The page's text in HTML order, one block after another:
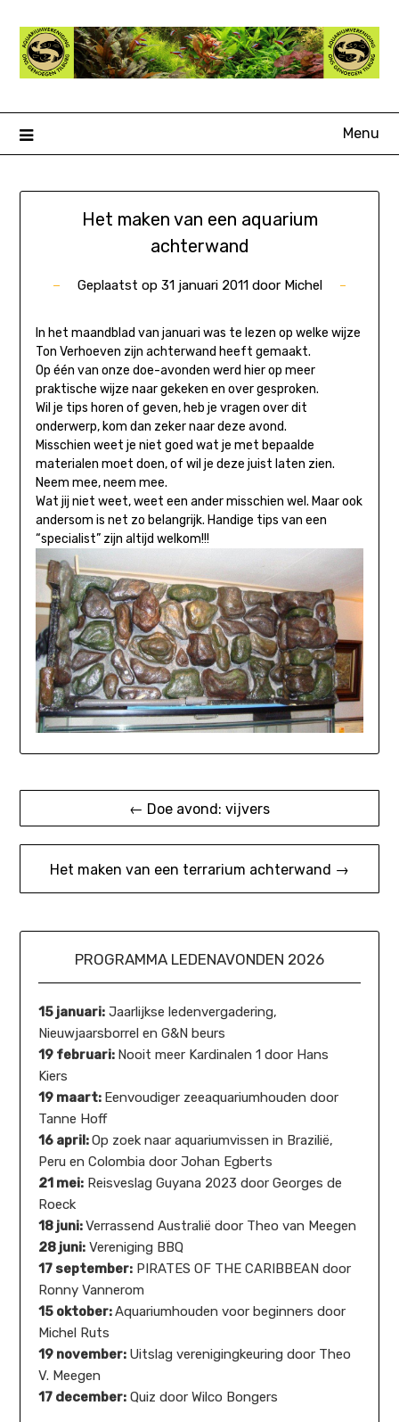
naar
inhoud
Menu
Het maken van een aquarium
achterwand
Geplaatst op 31 januari 2011 door Michel
In het maandblad van januari was te lezen op welke wijze
Ton Verhoeven zijn achterwand heeft gemaakt.
Op één van onze doe-avonden werd hier op meer
praktische wijze naar gekeken en over gesproken.
Wil je tips horen of geven, heb je vragen over dit
onderwerp, kom dan zeker naar deze avond.
Misschien weet je niet goed wat je met bepaalde
materialen moet doen, of wil je deze juist laten zien.
Neem mee, neem mee.
Wat jij niet weet, weet een ander misschien wel. Maar ook
andersom is net zo belangrijk. Handige tips van een
“specialist” zijn altijd welkom!!!
Bericht
navigatie
← Doe avond: vijvers
Het maken van een terrarium achterwand →
PROGRAMMA LEDENAVONDEN 2026
15 januari: Jaarlijkse ledenvergadering,
Nieuwjaarsborrel en G&N beurs
19 februari: Nooit meer Kardinalen 1 door Hans
Kiers
19 maart: Eenvoudiger zeeaquariumhouden door
Tanne Hoff
16 april:Op zoek naar aquariumvissen in Brazilië,
Peru en Colombia door Johan Egberts
21 mei: Reisveslag Guyana 2023 door Georges de
Roeck
18 juni:Verrassend Australië door Theo van Meegen
28 juni: Vereniging BBQ
17 september: PIRATES OF THE CARIBBEAN door
Ronny Vannerom
15 oktober:Aquariumhouden voor beginners door
Michel Ruts
19 november: Uitslag verenigingkeuring door Theo
V. Meegen
17 december: Quiz door Wilco Bongers